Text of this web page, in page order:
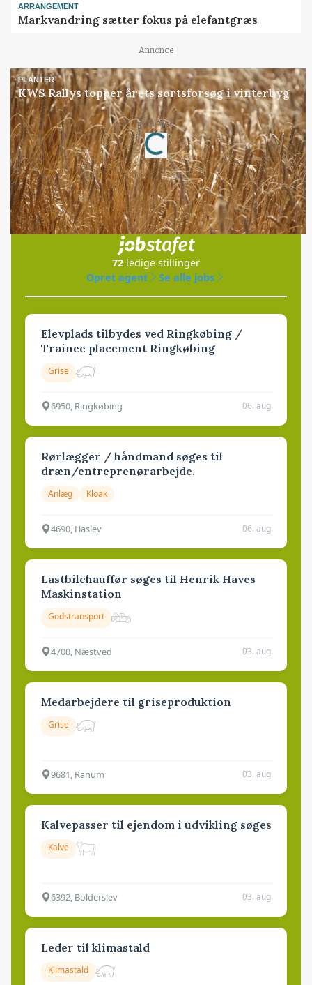
ARRANGEMENT
Markvandring sætter fokus på elefantgræs
Annonce
PLANTER
KWS Rallys topper årets sortsforsøg i vinterbyg
Annonce
Loading...
Jobs
i samarbejde med
72 ledige stillinger
Opret agent
Se alle jobs
Elevplads tilbydes ved Ringkøbing /
Trainee placement Ringkøbing
Grise
6950, Ringkøbing 06. aug.
Rørlægger / håndmand søges til
dræn/entreprenørarbejde.
Anlæg Kloak
4690, Haslev 06. aug.
Lastbilchauffør søges til Henrik Haves
Maskinstation
Godstransport
4700, Næstved 03. aug.
Medarbejdere til griseproduktion
Grise
9681, Ranum 03. aug.
Kalvepasser til ejendom i udvikling søges
Kalve
6392, Bolderslev 03. aug.
Leder til klimastald
Klimastald